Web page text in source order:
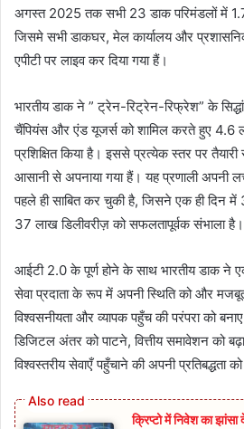
अगस्त 2025 तक सभी 23 डाक परिमंडलों में
जिसमे सभी डाकघर, मेल कार्यालय और
एपीटी पर लाइव कर दिया गया हैं।
भारतीय डाक ने ” ट्रेन-रिट्रेन-रिफ्रेश” के
चैंपियंस और एंड यूजर्स को शामिल करते हुए 4.6
प्रशिक्षित किया है। इससे प्रत्येक स्तर पर
आसानी से अपनाया गया हैं। यह प्रणाली अपनी
पहले ही साबित कर चुकी है, जिसने एक ही दिन
37 लाख डिलीवरीज़ को सफलतापूर्वक संभाला है।
आईटी 2.0 के पूर्ण होने के साथ भारतीय डाक
सेवा प्रदाता के रूप में अपनी स्थिति को और
विश्वसनीयता और व्यापक पहुँच की परंपरा को
डिजिटल अंतर को पाटने, वित्तीय समावेशन को
विश्वस्तरीय सेवाएँ पहुँचाने की अपनी प्रतिबद्धता
क्रिप्टो में निवेश का